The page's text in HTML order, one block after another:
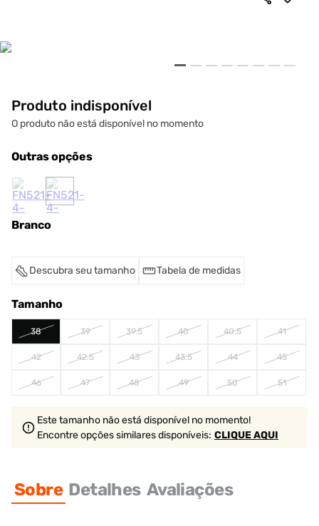
Produto indisponível
O produto não está disponível no momento
Outras opções
Branco
Descubra seu tamanho Tabela de medidas
Tamanho
38 39 39.5 40 40.5 41
42 42.5 43 43.5 44 45
46 47 48 49 50 51
Este tamanho não está disponível no momento!
Encontre opções similaresdisponíveis: CLIQUE AQUI
Sobre Detalhes Avaliações